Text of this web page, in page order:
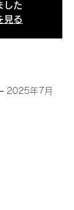
した
見る
2025年7月